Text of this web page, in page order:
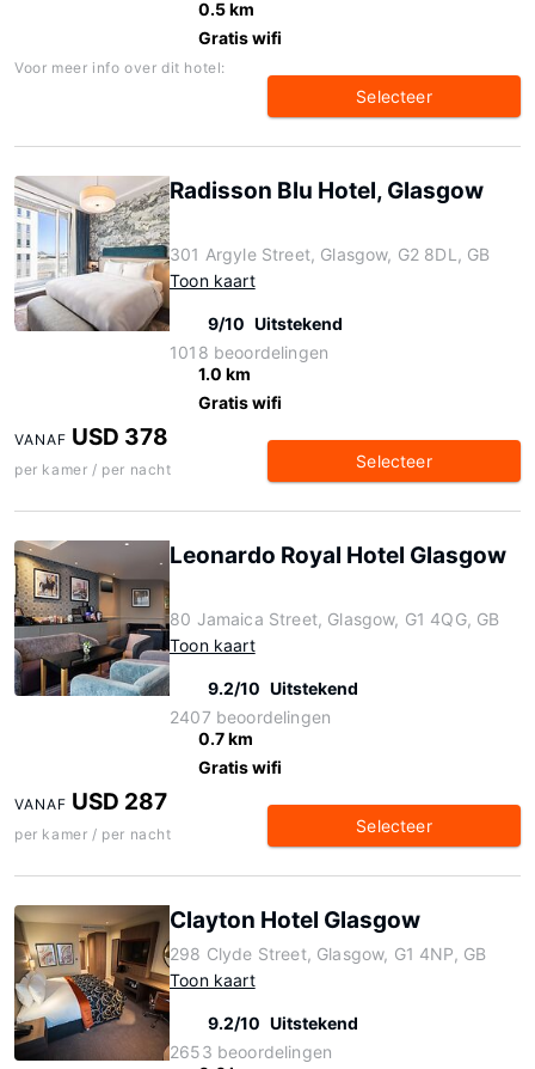
0.5 km
Gratis wifi
Voor meer info over dit hotel:
Selecteer
Radisson Blu Hotel, Glasgow
301 Argyle Street, Glasgow, G2 8DL, GB
Toon kaart
9/10 Uitstekend
1018 beoordelingen
1.0 km
Gratis wifi
VANAF USD 378
per kamer / per nacht Selecteer
Leonardo Royal Hotel Glasgow
80 Jamaica Street, Glasgow, G1 4QG, GB
Toon kaart
9.2/10 Uitstekend
2407 beoordelingen
0.7 km
Gratis wifi
VANAF USD 287
per kamer / per nacht Selecteer
Clayton Hotel Glasgow
298 Clyde Street, Glasgow, G1 4NP, GB
Toon kaart
9.2/10 Uitstekend
2653 beoordelingen